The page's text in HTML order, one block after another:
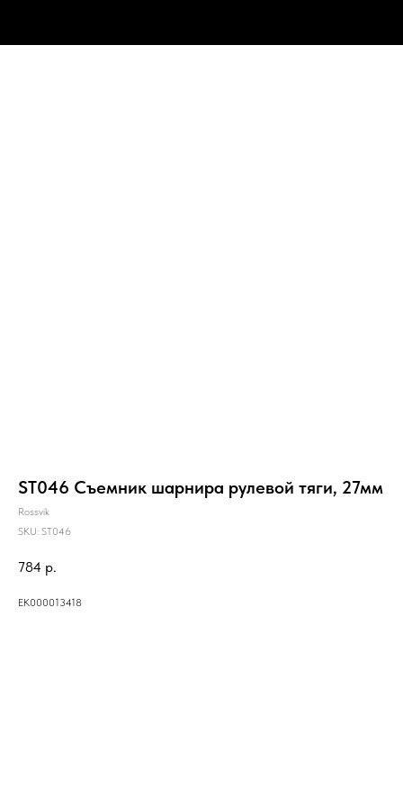
ST046 Съемник шарнира рулевой тяги, 27мм
Rossvik
SKU: ST046
784 р.
ЕК000013418